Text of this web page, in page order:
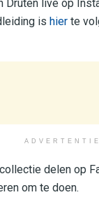
Druten live op
is hier te
ADVERTENTIE
delen op
om te doen.